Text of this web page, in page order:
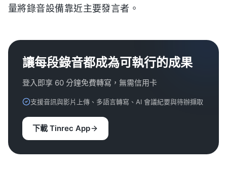
量將錄音設備靠近主要發言者。
讓每段錄音都成為可執行的成果
登入即享 60 分鐘免費轉寫，無需信用卡
支援音訊與影片上傳、多語言轉寫、AI 會議紀要與待辦擷取
下載 Tinrec App